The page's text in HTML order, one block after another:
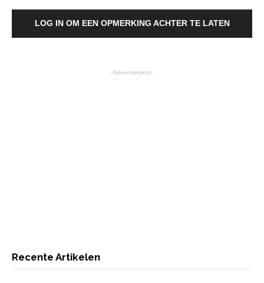
LOG IN OM EEN OPMERKING ACHTER TE LATEN
- Advertisement -
Recente Artikelen